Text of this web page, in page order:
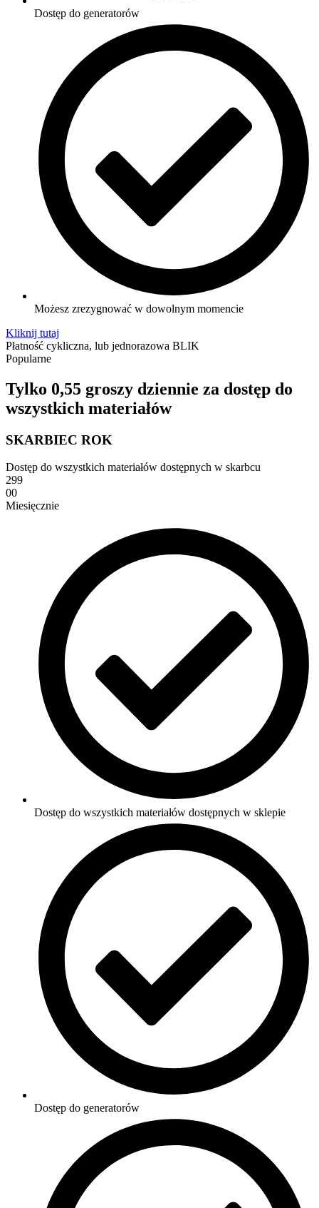
Dostęp do generatorów
Możesz zrezygnować w dowolnym momencie
Kliknij tutaj
Płatność cykliczna, lub jednorazowa BLIK
Popularne
Tylko 0,55 groszy dziennie za dostęp do
wszystkich materiałów
SKARBIEC ROK
Dostęp do wszystkich materiałów dostępnych w skarbcu
299
00
Miesięcznie
Dostęp do wszystkich materiałów dostępnych w sklepie
Dostęp do generatorów